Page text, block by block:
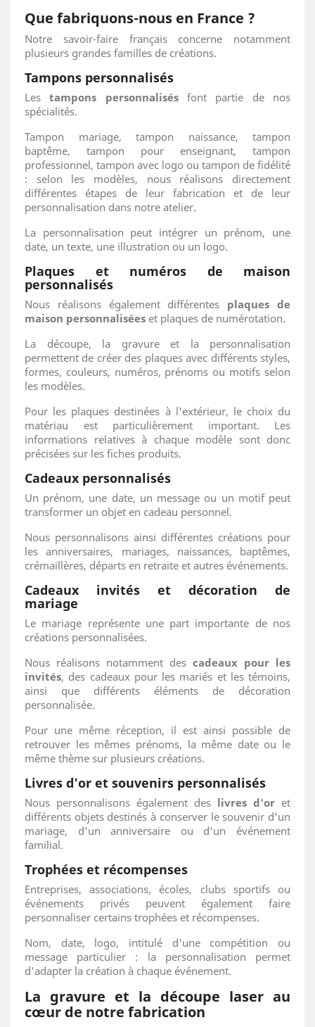
Que fabriquons-nous en France ?
Notre savoir-faire français concerne notamment
plusieurs grandes familles de créations.
Tampons personnalisés
Lestampons personnalisésfont partie de nos
spécialités.
Tampon mariage, tampon naissance, tampon
baptême, tampon pour enseignant, tampon
professionnel, tampon avec logo ou tampon de fidélité
: selon les modèles, nous réalisons directement
différentes étapes de leur fabrication et de leur
personnalisation dans notre atelier.
La personnalisation peut intégrer un prénom, une
date, un texte, une illustration ou un logo.
Plaques et numéros de maison
personnalisés
Nous réalisons également différentes plaques de
maison personnalisées et plaques de numérotation.
La découpe, la gravure et la personnalisation
permettent de créer des plaques avec différents styles,
formes, couleurs, numéros, prénoms ou motifs selon
les modèles.
Pour les plaques destinées à l'extérieur, le choix du
matériau est particulièrement important. Les
informations relatives à chaque modèle sont donc
précisées sur les fiches produits.
Cadeaux personnalisés
Un prénom, une date, un message ou un motif peut
transformer un objet en cadeau personnel.
Nous personnalisons ainsi différentes créations pour
les anniversaires, mariages, naissances, baptêmes,
crémaillères, départs en retraite et autres événements.
Cadeaux invités et décoration de
mariage
Le mariage représente une part importante de nos
créations personnalisées.
Nous réalisons notamment des cadeaux pour les
invités, des cadeaux pour les mariés et les témoins,
ainsi que différents éléments de décoration
personnalisée.
Pour une même réception, il est ainsi possible de
retrouver les mêmes prénoms, la même date ou le
même thème sur plusieurs créations.
Livres d'or et souvenirs personnalisés
Nous personnalisons également des livres d'or et
différents objets destinés à conserver le souvenir d'un
mariage, d'un anniversaire ou d'un événement
familial.
Trophées et récompenses
Entreprises, associations, écoles, clubs sportifs ou
événements privés peuvent également faire
personnaliser certains trophées et récompenses.
Nom, date, logo, intitulé d'une compétition ou
message particulier : la personnalisation permet
d'adapter la création à chaque événement.
La gravure et la découpe laser au
cœur de notre fabrication